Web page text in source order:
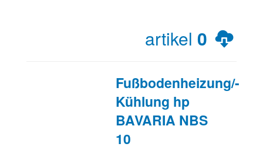
artikel 0
Fußbodenheizung/-
Kühlung hp
BAVARIA NBS
10